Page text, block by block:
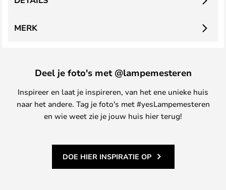
MERK
Deel je foto's met @lampemesteren
Inspireer en laat je inspireren, van het ene unieke huis
naar het andere. Tag je foto's met #yesLampemesteren
en wie weet zie je jouw huis hier terug!
DOE HIER INSPIRATIE OP